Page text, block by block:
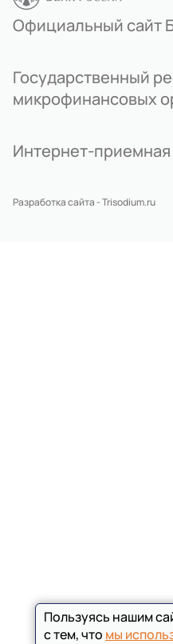
Официальный сайт
Государственный
микрофинансовых
Интернет-приемная
Разработка сайта - Trisodium.ru
Пользуясь нашим
с тем, что мы